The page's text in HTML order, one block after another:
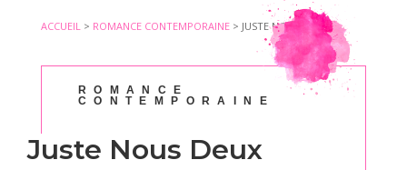
ACCUEIL> ROMANCE CONTEMPORAINE> JUSTE NOUS DEUX
ROMANCE
CONTEMPORAINE
Juste Nous Deux